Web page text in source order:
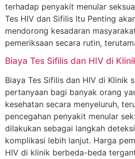
terhadap penyakit menular
Tes HIV dan Sifilis Itu Penting
mendorong kesadaran
pemeriksaan secara rutin,
Biaya Tes Sifilis dan HIV di
Biaya Tes Sifilis dan HIV di Klinik
pertanyaan bagi banyak orang
kesehatan secara menyeluruh,
pencegahan penyakit menular
dilakukan sebagai langkah
komplikasi lebih lanjut. Harga
HIV di klinik berbeda-beda